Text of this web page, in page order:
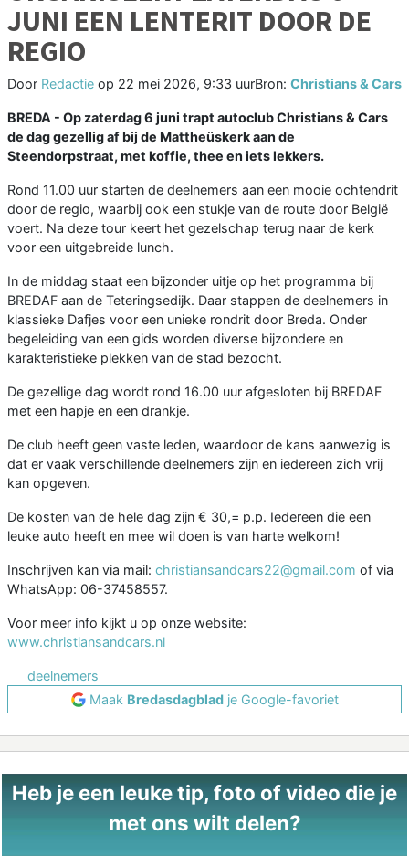
JUNI EEN LENTERIT DOOR DE
REGIO
Door Redactie op 22 mei 2026, 9:33 uurBron: Christians & Cars
BREDA - Op zaterdag 6 juni trapt autoclub Christians & Cars
de dag gezellig af bij de Mattheüskerk aan de
Steendorpstraat, met koffie, thee en iets lekkers.
Rond 11.00 uur starten de deelnemers aan een mooie ochtendrit
door de regio, waarbij ook een stukje van de route door België
voert. Na deze tour keert het gezelschap terug naar de kerk
voor een uitgebreide lunch.
In de middag staat een bijzonder uitje op het programma bij
BREDAF aan de Teteringsedijk. Daar stappen de deelnemers in
klassieke Dafjes voor een unieke rondrit door Breda. Onder
begeleiding van een gids worden diverse bijzondere en
karakteristieke plekken van de stad bezocht.
De gezellige dag wordt rond 16.00 uur afgesloten bij BREDAF
met een hapje en een drankje.
De club heeft geen vaste leden, waardoor de kans aanwezig is
dat er vaak verschillende deelnemers zijn en iedereen zich vrij
kan opgeven.
De kosten van de hele dag zijn € 30,= p.p. Iedereen die een
leuke auto heeft en mee wil doen is van harte welkom!
Inschrijven kan via mail: christiansandcars22@gmail.com of via
WhatsApp: 06-37458557.
Voor meer info kijkt u op onze website:
www.christiansandcars.nl
deelnemers
Maak Bredasdagbladje Google-favoriet
Heb je een leuke tip, foto of video die je
met ons wilt delen?